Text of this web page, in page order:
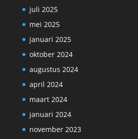
juli 2025
mei 2025
januari 2025
oktober 2024
augustus 2024
april 2024
maart 2024
januari 2024
november 2023